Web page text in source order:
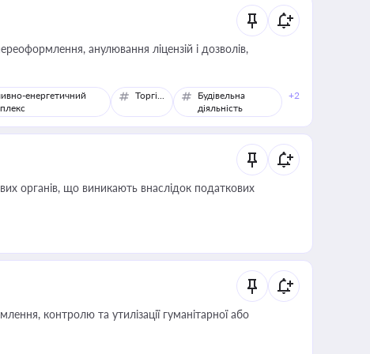
анулювання ліцензій і дозволів,
енергетичний
Торгівля
Будівельна
діяльність
+2
органів, що виникають внаслідок податкових
контролю та утилізації гуманітарної або